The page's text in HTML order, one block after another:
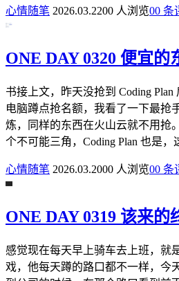
心情随笔 2026.03.2200 人浏览00 条
ONE DAY 0320 便宜的
书接上文，昨天没抢到 Coding
电脑蹲点抢名额，我看了一下最抢
炼，同样的东西在火山云就不用抢
个不可能三角，Coding Plan 也是
心情随笔 2026.03.2000 人浏览00 条
ONE DAY 0319 该来的
感觉现在每天早上骑车去上班，就
戏，他每天蹲的路口都不一样，今